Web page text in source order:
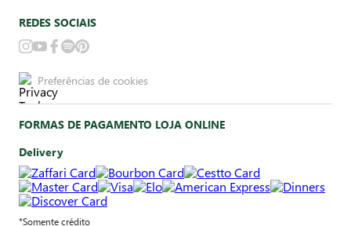
REDES SOCIAIS
Preferências de cookies
FORMAS DE PAGAMENTO LOJA ONLINE
Delivery
*Somente crédito